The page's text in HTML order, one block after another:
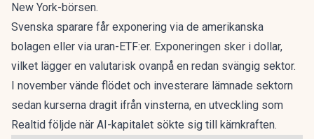
New York-börsen.
Svenska sparare får exponering via de amerikanska
bolagen eller via uran-ETF:er. Exponeringen sker i dollar,
vilket lägger en valutarisk ovanpå en redan svängig sektor.
I november vände flödet och investerare lämnade sektorn
sedan kurserna dragit ifrån vinsterna, en utveckling som
Realtid följde när AI-kapitalet sökte sig till kärnkraften.